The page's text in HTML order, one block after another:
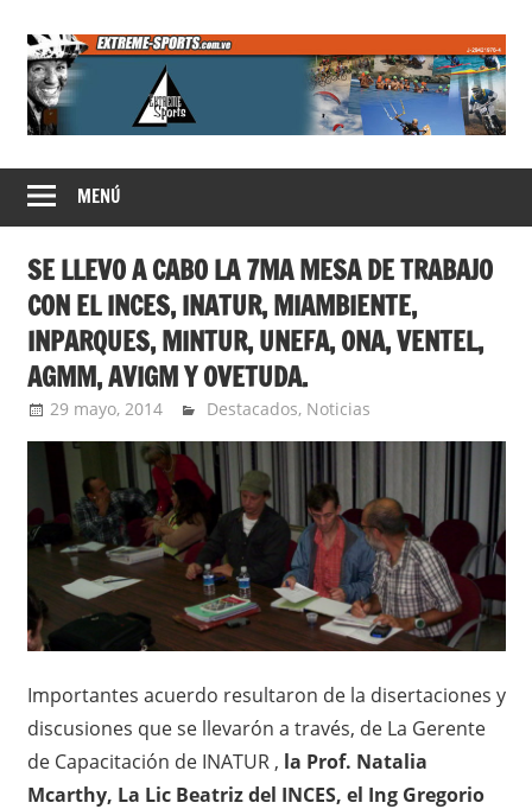
contenido
Extreme
Sports
MENÚ
SE LLEVO A CABO LA 7MA MESA DE TRABAJO
CON EL INCES, INATUR, MIAMBIENTE,
INPARQUES, MINTUR, UNEFA, ONA, VENTEL,
AGMM, AVIGM Y OVETUDA.
29 mayo, 2014 Extreme Sports
Destacados, Noticias
Importantes acuerdo resultaron de la disertaciones y
discusiones que se llevarón a través, de La Gerente
de Capacitación de INATUR , la Prof. Natalia
Mcarthy, La Lic Beatriz del INCES, el Ing Gregorio